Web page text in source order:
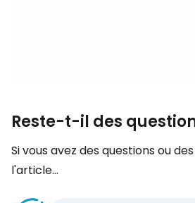
Reste-t-il des
Si vous avez des questions ou
l'article...